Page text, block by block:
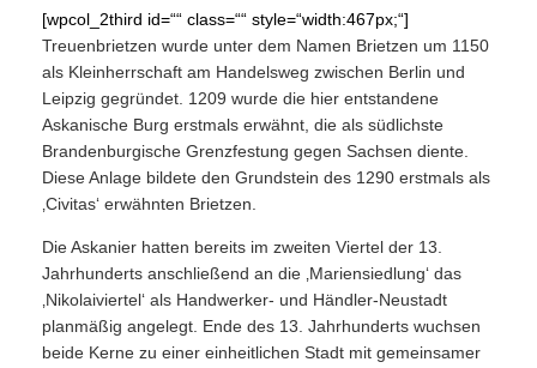
[wpcol_2third id=““ class=““ style=“width:467px;“]
Treuenbrietzen wurde unter dem Namen Brietzen um 1150
als Kleinherrschaft am Handelsweg zwischen Berlin und
Leipzig gegründet. 1209 wurde die hier entstandene
Askanische Burg erstmals erwähnt, die als südlichste
Brandenburgische Grenzfestung gegen Sachsen diente.
Diese Anlage bildete den Grundstein des 1290 erstmals als
‚Civitas‘ erwähnten Brietzen.
Die Askanier hatten bereits im zweiten Viertel der 13.
Jahrhunderts anschließend an die ‚Mariensiedlung‘ das
‚Nikolaiviertel‘ als Handwerker- und Händler-Neustadt
planmäßig angelegt. Ende des 13. Jahrhunderts wuchsen
beide Kerne zu einer einheitlichen Stadt mit gemeinsamer